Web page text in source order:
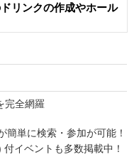
リンクの作成やホール
完全網羅
簡単に検索・参加が可能！
イベントも多数掲載中！